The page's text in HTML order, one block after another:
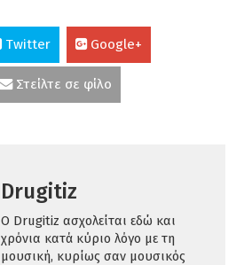
Twitter Google+
Στείλτε σε φίλο
Drugitiz
O Drugitiz ασχολείται εδώ και
χρόνια κατά κύριο λόγο με τη
μουσική, κυρίως σαν μουσικός